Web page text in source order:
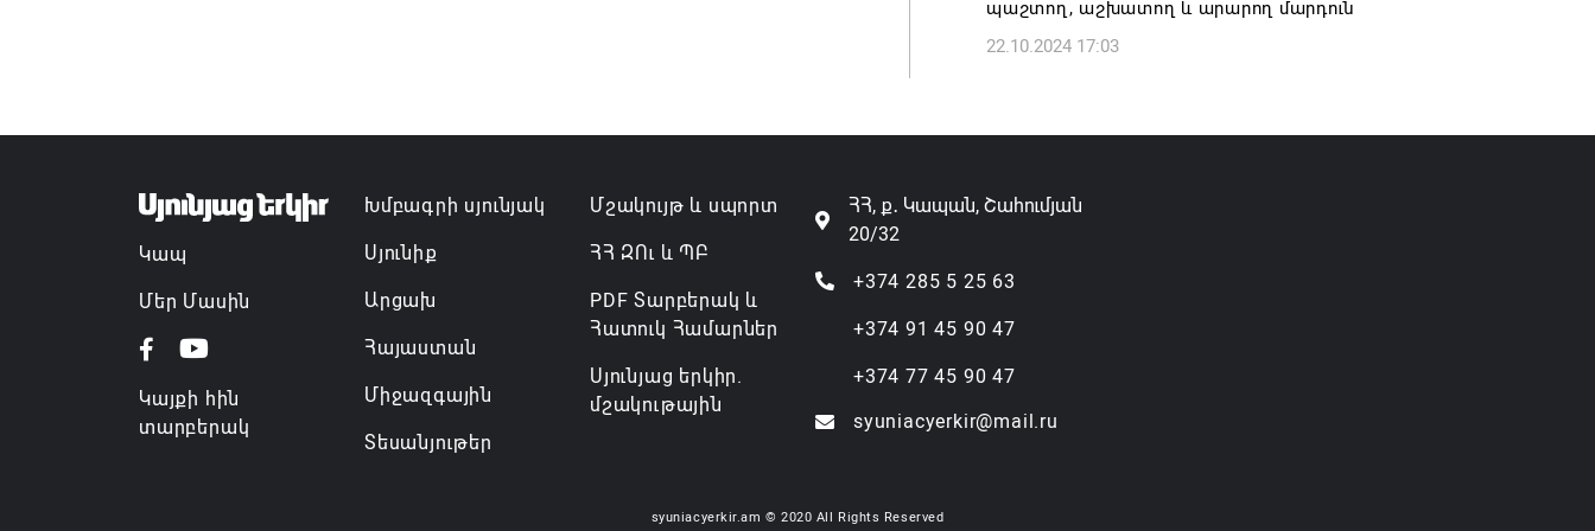
Թուրքիան, Սաուդյան Արաբիան և Պակիստանը
07.08.2026 16:43
պաշտող, աշխատող և արարող մարդուն
22.10.2024 17:03
Կապ
Մեր Մասին
Կայքի հին
տարբերակ
Խմբագրի սյունյակ
Սյունիք
Արցախ
Հայաստան
Միջազգային
Տեսանյութեր
Մշակույթ և սպորտ
ՀՀ ԶՈւ և ՊԲ
PDF Տարբերակ և
Հատուկ Համարներ
Սյունյաց երկիր.
մշակութային
ՀՀ, ք․ Կապան, Շահումյան
20/32
+374 285 5 25 63
+374 91 45 90 47
+374 77 45 90 47
syuniacyerkir@mail.ru
syuniacyerkir.am © 2020 All Rights Reserved